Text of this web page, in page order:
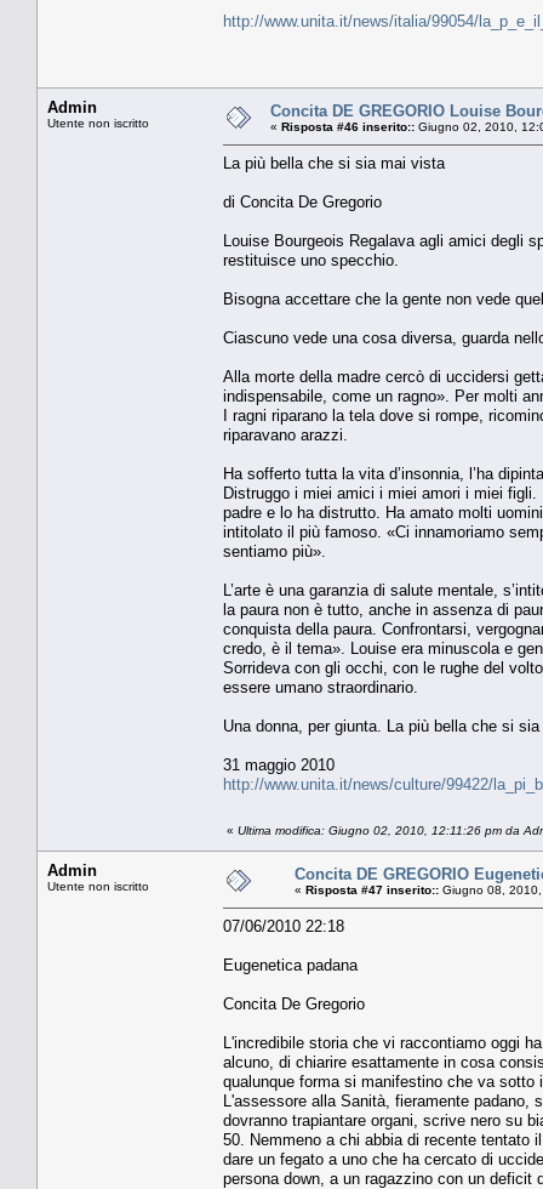
http://www.unita.it/news/italia/99054/
Admin
Utente non iscritto
Concita DE GREGORIO Louise
« Risposta #46 inserito:: Giugno 02, 2010,
La più bella che si sia mai vista
di Concita De Gregorio
Louise Bourgeois Regalava agli amici degli
restituisce uno specchio.
Bisogna accettare che la gente non vede
Ciascuno vede una cosa diversa, guarda
Alla morte della madre cercò di uccidersi
indispensabile, come un ragno». Per molti
I ragni riparano la tela dove si rompe,
riparavano arazzi.
Ha sofferto tutta la vita d’insonnia, l’ha
Distruggo i miei amici i miei amori i miei
padre e lo ha distrutto. Ha amato molti
intitolato il più famoso. «Ci innamoriamo
sentiamo più».
L’arte è una garanzia di salute mentale,
la paura non è tutto, anche in assenza di
conquista della paura. Confrontarsi,
credo, è il tema». Louise era minuscola e
Sorrideva con gli occhi, con le rughe del
essere umano straordinario.
Una donna, per giunta. La più bella che si
31 maggio 2010
http://www.unita.it/news/culture/99422/
« Ultima modifica: Giugno 02, 2010, 12:11:26 pm da
Admin
Utente non iscritto
Concita DE GREGORIO
« Risposta #47 inserito:: Giugno 08,
07/06/2010 22:18
Eugenetica padana
Concita De Gregorio
L'incredibile storia che vi raccontiamo oggi
alcuno, di chiarire esattamente in cosa
qualunque forma si manifestino che va
L'assessore alla Sanità, fieramente padano,
dovranno trapiantare organi, scrive nero su
50. Nemmeno a chi abbia di recente tentato
dare un fegato a uno che ha cercato di
persona down, a un ragazzino con un deficit